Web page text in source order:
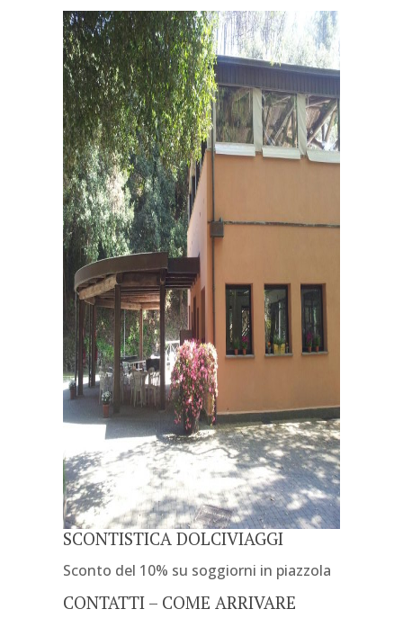
SCONTISTICA DOLCIVIAGGI
Sconto del 10% su soggiorni in piazzola
CONTATTI – COME ARRIVARE